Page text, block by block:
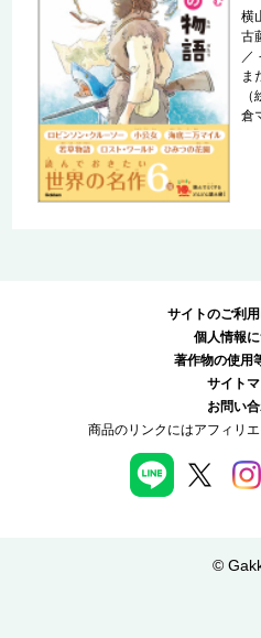
横
古
／
ま
（
倉
サイトのご利
個人情報
著作物の使用
サイト
お問い
商品のリンクにはアフィリ
©